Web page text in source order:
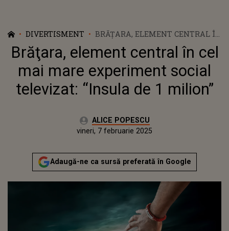
DIVERTISMENT
BRĂŢARA, ELEMENT CENTRAL ÎN
CEL MAI MARE EXPERIMENT
SOCIAL TELEVIZAT: “INSULA DE 1
MILION”
Brăţara, element central în cel
mai mare experiment social
televizat: “Insula de 1 milion”
Autor:ALICE POPESCU
miercuri, 7 februarie 2024Actualizat:
vineri, 7 februarie 2025
Adaugă-ne ca sursă preferată în Google